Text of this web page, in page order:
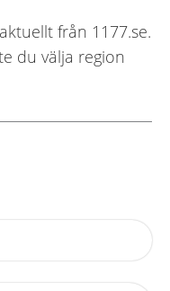
från 1177.se.
du välja region